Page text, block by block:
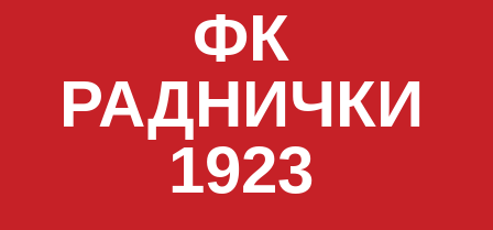
ФК
РАДНИЧКИ
1923